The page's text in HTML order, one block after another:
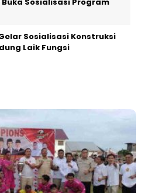
Gelar Sosialisasi Konstruksi
Laik Fungsi